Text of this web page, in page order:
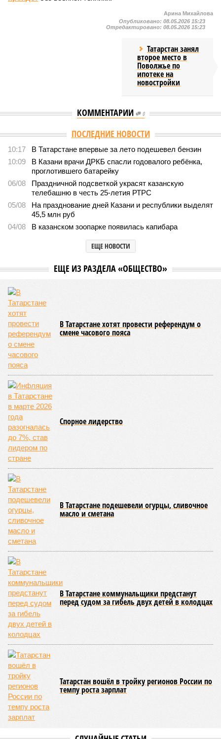
Арина Михайлова
Опубликовано: 08.05.2026 15:23
Отредактировано: 08.05.2026 15:23
Татарстан занял
второе место в
Поволжье по
ипотеке на
новостройки
КОММЕНТАРИИ 0
ПОСЛЕДНИЕ НОВОСТИ
10:17
В Татарстане впервые за лето подешевел бензин
10:09
В Казани врачи ДРКБ спасли годовалого ребёнка,
проглотившего батарейку
06/08
Праздничной подсветкой украсят казанскую
телебашню в честь 25-летия РТРС
05/08
На празднование дней Казани и республики выделят
45,5 млн руб
04/08
В казанском зоопарке появилась капибара
ЕЩЕ НОВОСТИ
ЕЩЕ ИЗ РАЗДЕЛА «ОБЩЕСТВО»
В Татарстане хотят провести референдум о
смене часового пояса
Спорное лидерство
В Татарстане подешевели огурцы, сливочное
масло и сметана
В Татарстане коммунальщики предстанут
перед судом за гибель двух детей в колодцах
Татарстан вошёл в тройку регионов России по
темпу роста зарплат